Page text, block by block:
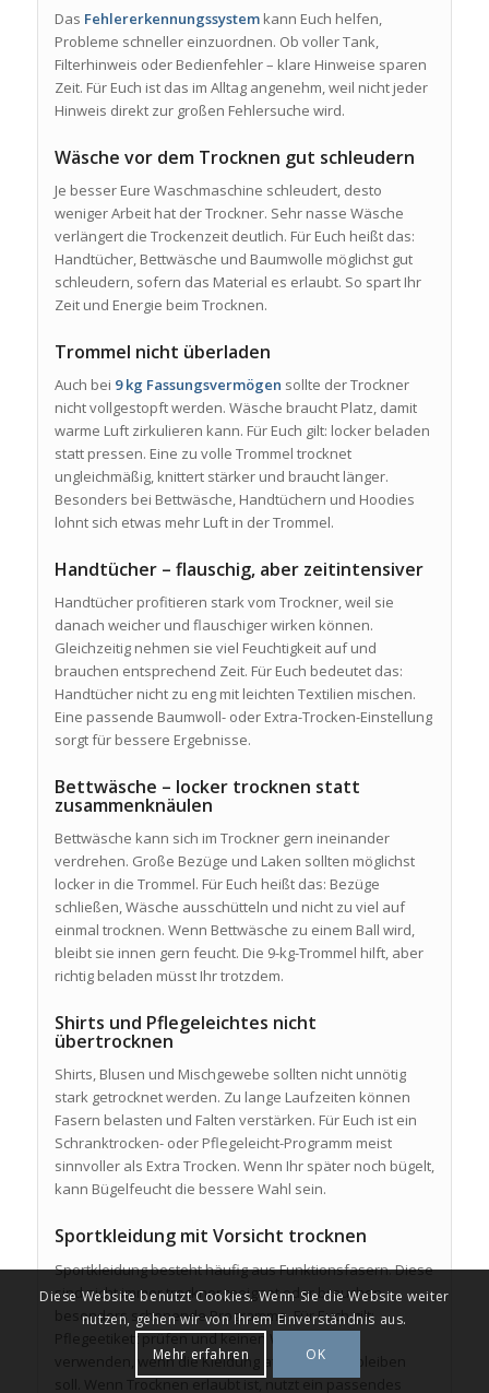
Das Fehlererkennungssystemkann Euch helfen,
Probleme schneller einzuordnen. Ob voller Tank,
Filterhinweis oder Bedienfehler – klare Hinweise sparen
Zeit. Für Euch ist das im Alltag angenehm, weil nicht jeder
Hinweis direkt zur großen Fehlersuche wird.
Wäsche vor dem Trocknen gut schleudern
Je besser Eure Waschmaschine schleudert, desto
weniger Arbeit hat der Trockner. Sehr nasse Wäsche
verlängert die Trockenzeit deutlich. Für Euch heißt das:
Handtücher, Bettwäsche und Baumwolle möglichst gut
schleudern, sofern das Material es erlaubt. So spart Ihr
Zeit und Energie beim Trocknen.
Trommel nicht überladen
Auch bei 9 kg Fassungsvermögen sollte der Trockner
nicht vollgestopft werden. Wäsche braucht Platz, damit
warme Luft zirkulieren kann. Für Euch gilt: locker beladen
statt pressen. Eine zu volle Trommel trocknet
ungleichmäßig, knittert stärker und braucht länger.
Besonders bei Bettwäsche, Handtüchern und Hoodies
lohnt sich etwas mehr Luft in der Trommel.
Handtücher – flauschig, aber zeitintensiver
Handtücher profitieren stark vom Trockner, weil sie
danach weicher und flauschiger wirken können.
Gleichzeitig nehmen sie viel Feuchtigkeit auf und
brauchen entsprechend Zeit. Für Euch bedeutet das:
Handtücher nicht zu eng mit leichten Textilien mischen.
Eine passende Baumwoll- oder Extra-Trocken-Einstellung
sorgt für bessere Ergebnisse.
Bettwäsche – locker trocknen statt
zusammenknäulen
Bettwäsche kann sich im Trockner gern ineinander
verdrehen. Große Bezüge und Laken sollten möglichst
locker in die Trommel. Für Euch heißt das: Bezüge
schließen, Wäsche ausschütteln und nicht zu viel auf
einmal trocknen. Wenn Bettwäsche zu einem Ball wird,
bleibt sie innen gern feucht. Die 9-kg-Trommel hilft, aber
richtig beladen müsst Ihr trotzdem.
Shirts und Pflegeleichtes nicht
übertrocknen
Shirts, Blusen und Mischgewebe sollten nicht unnötig
stark getrocknet werden. Zu lange Laufzeiten können
Fasern belasten und Falten verstärken. Für Euch ist ein
Schranktrocken- oder Pflegeleicht-Programm meist
sinnvoller als Extra Trocken. Wenn Ihr später noch bügelt,
kann Bügelfeucht die bessere Wahl sein.
Sportkleidung mit Vorsicht trocknen
Sportkleidung besteht häufig aus Funktionsfasern. Diese
sind nicht immer trocknergeeignet oder brauchen
besonders schonende Programme. Für Euch gilt:
Pflegeetikett prüfen und keinen Weichspüler
verwenden, wenn die Kleidung atmungsaktiv bleiben
soll. Wenn Trocknen erlaubt ist, nutzt ein passendes
Diese Website benutzt Cookies. Wenn Sie die Website weiter
nutzen, gehen wir von Ihrem Einverständnis aus.
Mehr erfahren
OK